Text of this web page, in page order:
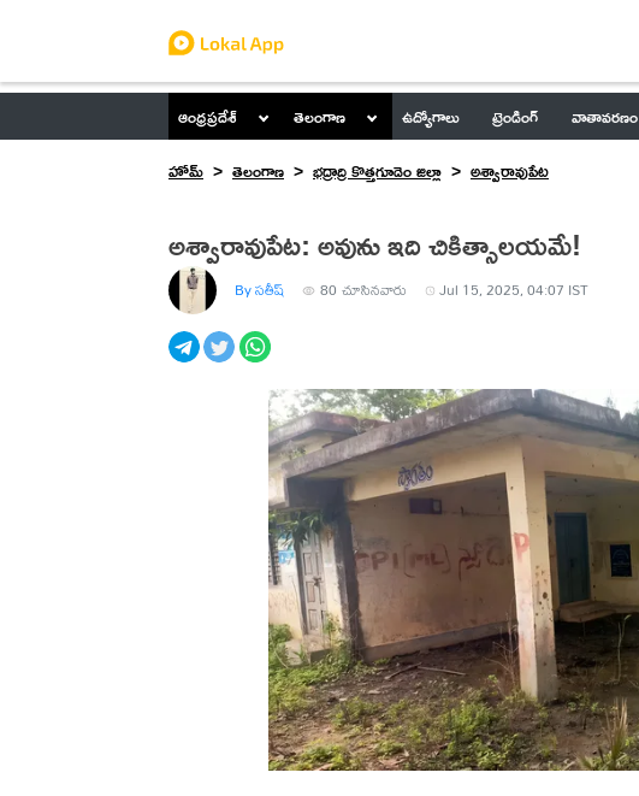
ఆంధ్రప్రదేశ్ తెలంగాణ ఉద్యోగాలు ట్రెండింగ్ వాతావరణం
హోమ్
తెలంగాణ భద్రాద్రి కొత్తగూడెం జిల్లా అశ్వారావుపేట
అశ్వారావుపేట: అవును ఇది చికిత్సాలయమే!
By సతీష్ 80 చూసినవారు Jul 15, 2025, 04:07 IST